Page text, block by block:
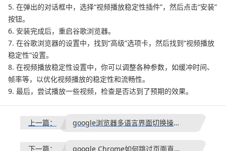
5. 在弹出的对话框中，选择“视频播放稳定性插件”，然后点击“安装”
按钮。
6. 安装完成后，重启谷歌浏览器。
7. 在谷歌浏览器的设置中，找到“高级”选项卡，然后找到“视频播放
稳定性”设置。
8. 在视频播放稳定性设置中，你可以调整各种参数，如缓冲时间、
帧率等，以优化视频播放的稳定性和流畅性。
9. 最后，尝试播放一些视频，检查是否达到了预期的效果。
上一篇： google浏览器多语言界面切换操作便捷性评测
下一篇： google Chrome如何跳过页面直接获取安装包